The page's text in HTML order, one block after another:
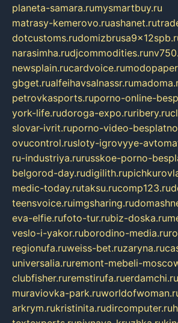
planeta-samara.rumysmartbuy.ru
matrasy-kemerovo.ruashanet.ru
dotcustoms.ru
narasimha.rudjcommodities.ru
newsplain.rucardvoice.ru
gbget.rualfeihavsalnassr.ru
petrovkasports.ruporno-online-
york-life.rudoroga-expo.ruribery.ru
slovar-ivrit.ruporno-video-
ovucontrol.rusloty-igrovyye-
ru-industriya.rurusskoe-porno-
belgorod-day.rudigilith.ru
medic-today.rutaksu.rucomp123.ru
teensvoice.ruimgsharing.ru
eva-elfie.rufoto-tur.rubiz-doska.ru
veslo-i-yakor.ruborodino-media.ru
regionufa.ruweiss-bet.ruzaryna.ru
universalia.ruremont-mebeli-
clubfisher.ruremstirufa.ruerdamchi.ru
muraviovka-park.ru
arkrym.rukristinita.rudircomputer.ru